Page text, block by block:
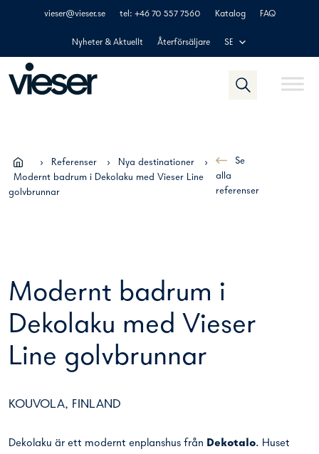
vieser@vieser.se tel: +46 70 557 7560 Katalog FAQ
Nyheter & Aktuellt Återförsäljare SE
› Referenser › Nya destinationer
›
Modernt badrum i Dekolaku med Vieser Line
golvbrunnar
Se
alla
referenser
Modernt badrum i
Dekolaku med Vieser
Line golvbrunnar
KOUVOLA, FINLAND
Dekolaku är ett modernt enplanshus från Dekotalo. Huset